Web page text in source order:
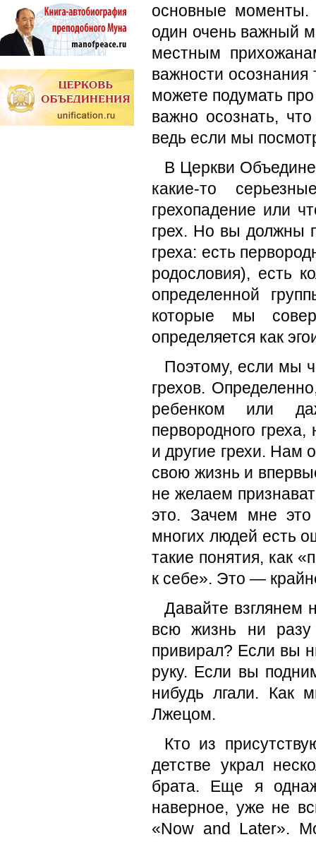
основные моменты.
один очень важный
местным
важности
можете подумать
важно осознать,
ведь если мы
В Церкви
какие-то
грехопадение или
грех. Но вы должны
греха: есть
родословия), есть
определенной
которые мы
определяется как
Поэтому, если мы
грехов.
ребенком или
первородного
и другие грехи. Нам
свою жизнь и
не желаем
это. Зачем мне
многих людей есть
такие понятия, как
к себе». Это —
Давайте взглянем
всю жизнь ни разу
привирал? Если вы
руку. Если вы
нибудь лгали. Как
Лжецом.
Кто из
детстве украл
брата. Еще я
наверное, уже не
«Now and Later».